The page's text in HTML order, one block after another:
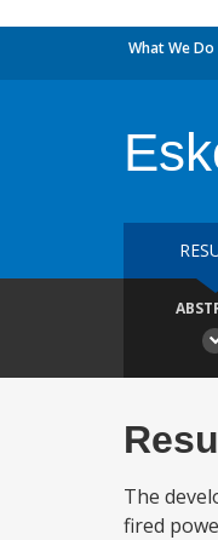
What We Do
The
fired